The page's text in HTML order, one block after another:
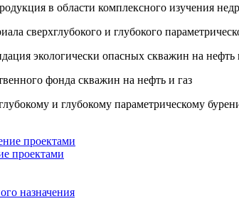
в области комплексного изучения
сверхглубокого и глубокого
экологически опасных скважин на нефть
фонда скважин на нефть и газ
и глубокому параметрическому
проектами